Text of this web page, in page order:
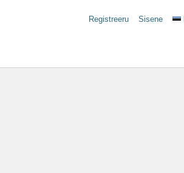
Registreeru Sisene